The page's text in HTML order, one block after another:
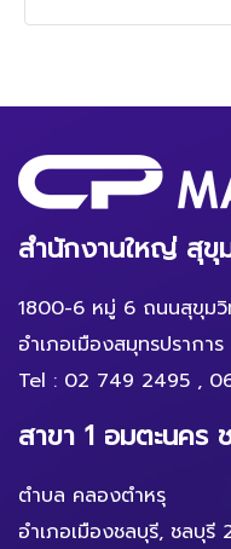
สำนักงานใหญ่ สุขุ
1800-6 หมู่ 6 ถนนสุขุมวิ
อำเภอเมืองสมุทรปรากา
Tel : 02 749 2495 ,
สาขา 1 อมตะนคร
ตำบล คลองตำหรุ
อำเภอเมืองชลบุรี, ชลบุ